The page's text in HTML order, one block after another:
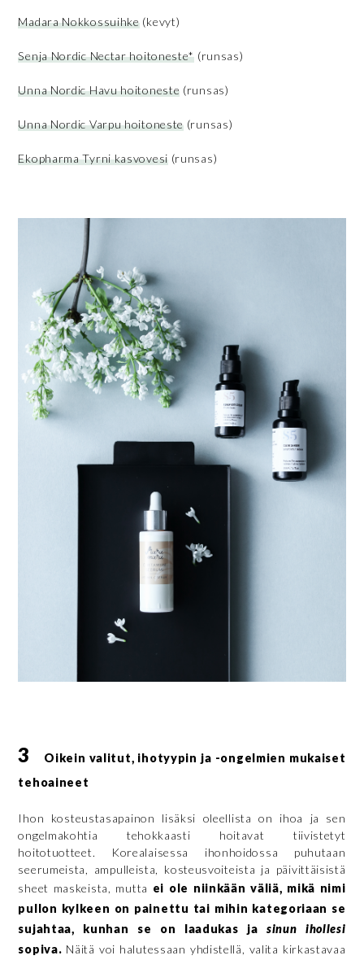
Madara Nokkossuihke(kevyt)
Senja Nordic Nectar hoitoneste* (runsas)
Unna Nordic Havu hoitoneste (runsas)
Unna Nordic Varpu hoitoneste (runsas)
Ekopharma Tyrni kasvovesi(runsas)
3
Oikein valitut, ihotyypin ja -ongelmien mukaiset
tehoaineet
Ihon kosteustasapainon lisäksi oleellista on ihoa ja sen
ongelmakohtia tehokkaasti hoitavat tiivistetyt
hoitotuotteet. Korealaisessa ihonhoidossa puhutaan
seerumeista, ampulleista, kosteusvoiteista ja päivittäisistä
sheet maskeista, mutta ei ole niinkään väliä, mikä nimi
pullon kylkeen on painettu tai mihin kategoriaan se
sujahtaa, kunhan se on laadukas ja sinun ihollesi
sopiva. Näitä voi halutessaan yhdistellä, valita kirkastavaa